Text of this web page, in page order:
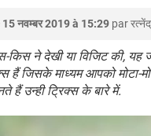
15 नवम्बर 2019 à 15:29 par
ने देखी या विजिट की, यह
हैं जिसके माध्यम आपको मोटा-
हैं उन्ही ट्रिक्स के बारे में.